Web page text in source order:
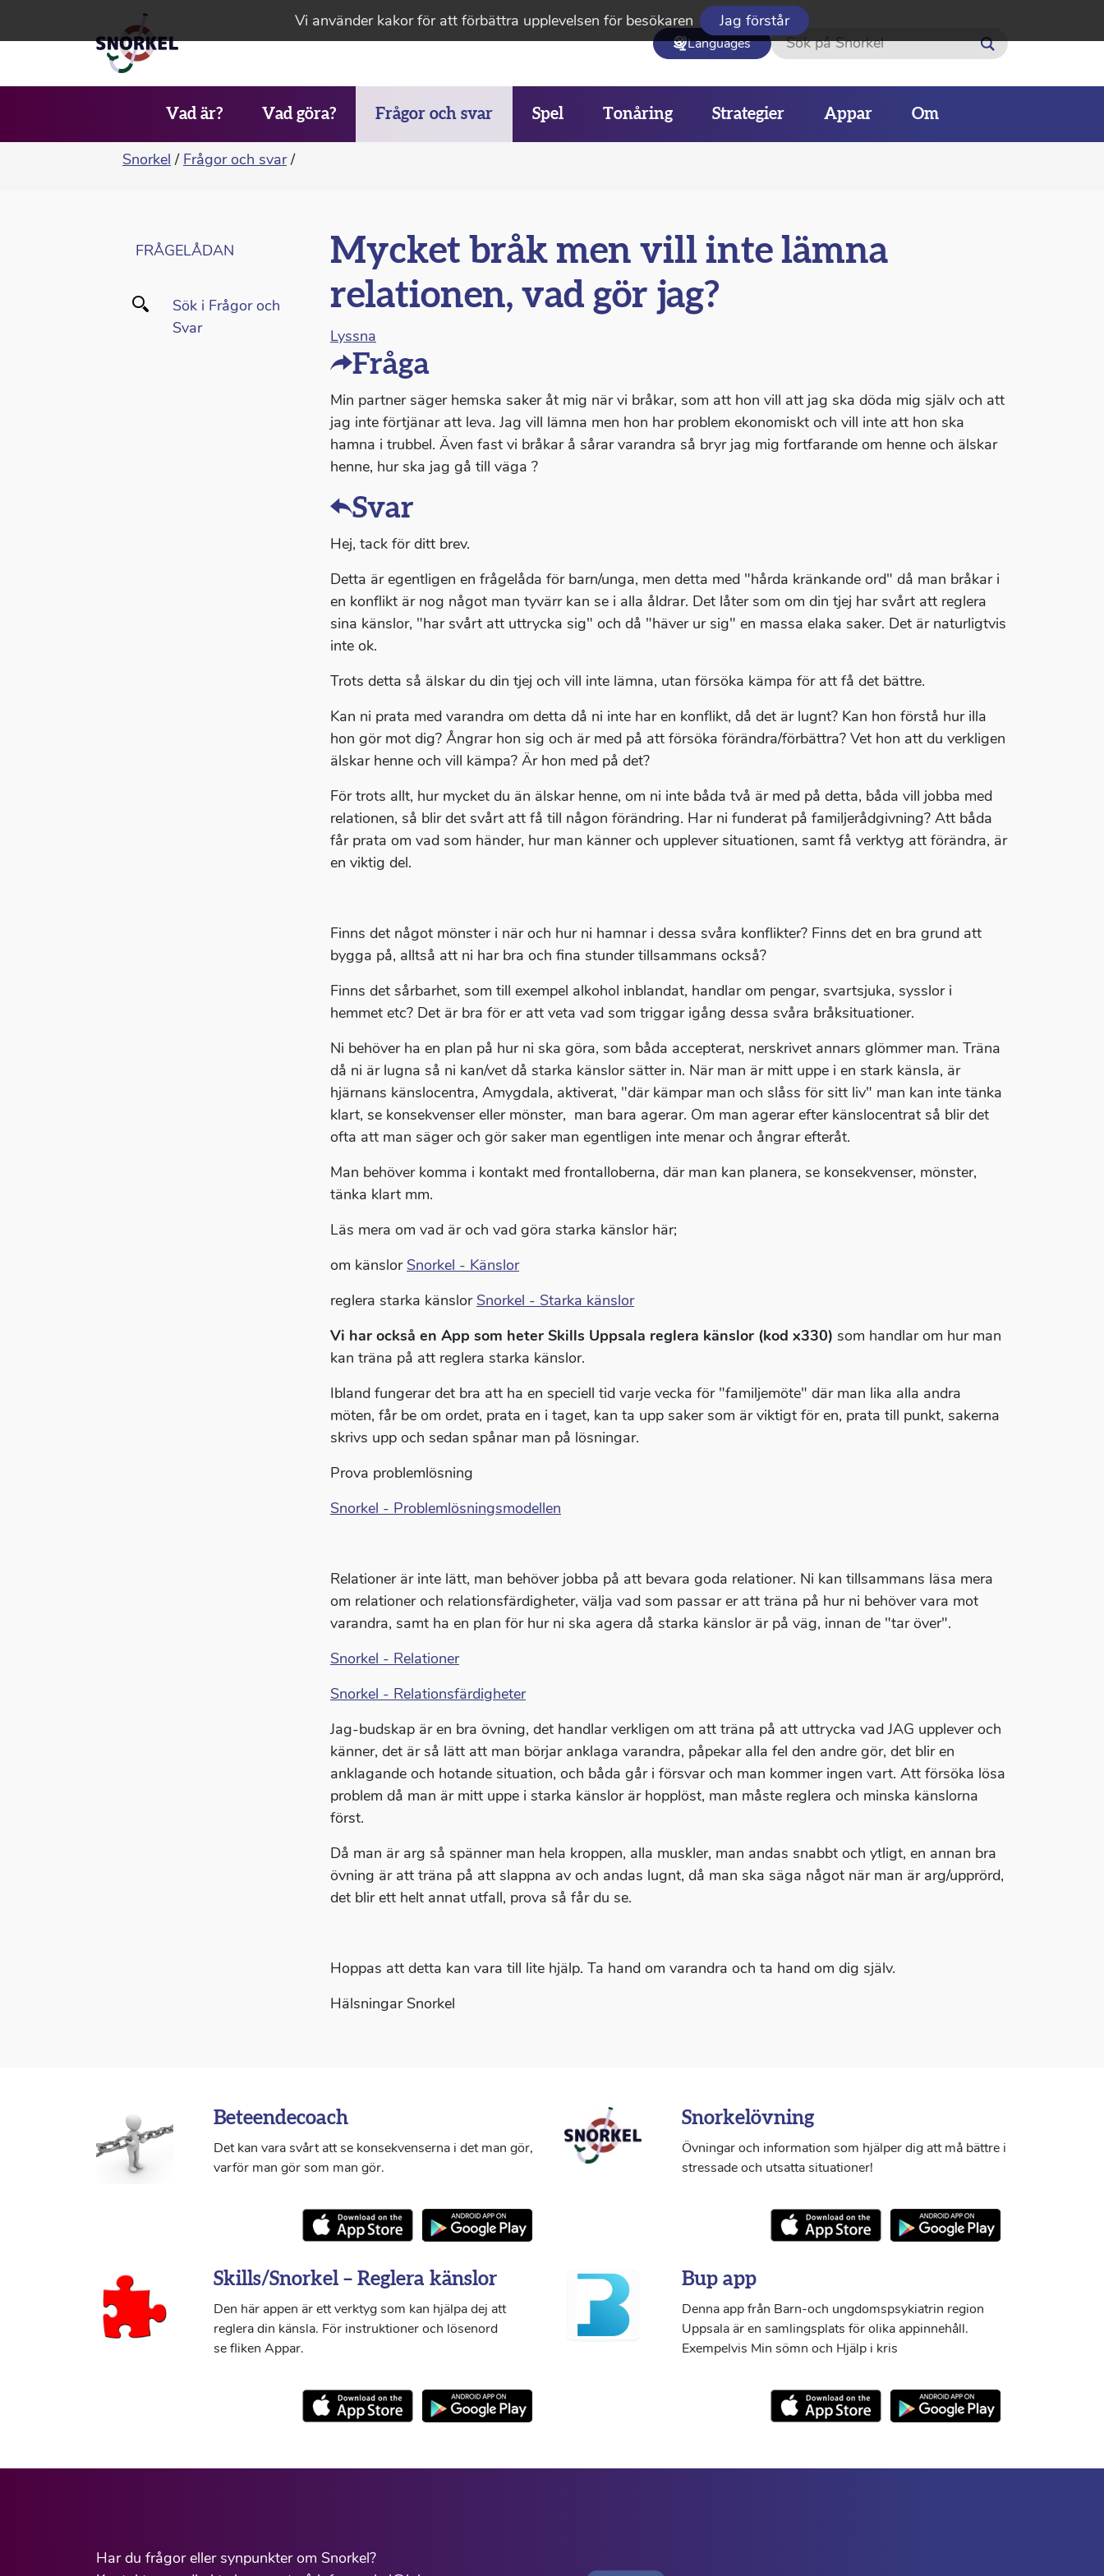
Vi använder kakor för att förbättra upplevelsen för besökaren Jag förstår
Languages Sök
Vad är? Vad göra? Frågor och svar Spel Tonåring Strategier Appar Om
Snorkel / Frågor och svar /
FRÅGELÅDAN
Sök i Frågor och
Svar
Mycket bråk men vill inte lämna
relationen, vad gör jag?
Lyssna
Fråga
Min partner säger hemska saker åt mig när vi bråkar, som att hon vill att jag ska döda mig själv och att
jag inte förtjänar att leva. Jag vill lämna men hon har problem ekonomiskt och vill inte att hon ska
hamna i trubbel. Även fast vi bråkar å sårar varandra så bryr jag mig fortfarande om henne och älskar
henne, hur ska jag gå till väga ?
Svar
Hej, tack för ditt brev.
Detta är egentligen en frågelåda för barn/unga, men detta med "hårda kränkande ord" då man bråkar i
en konflikt är nog något man tyvärr kan se i alla åldrar. Det låter som om din tjej har svårt att reglera
sina känslor, "har svårt att uttrycka sig" och då "häver ur sig" en massa elaka saker. Det är naturligtvis
inte ok.
Trots detta så älskar du din tjej och vill inte lämna, utan försöka kämpa för att få det bättre.
Kan ni prata med varandra om detta då ni inte har en konflikt, då det är lugnt? Kan hon förstå hur illa
hon gör mot dig? Ångrar hon sig och är med på att försöka förändra/förbättra? Vet hon att du verkligen
älskar henne och vill kämpa? Är hon med på det?
För trots allt, hur mycket du än älskar henne, om ni inte båda två är med på detta, båda vill jobba med
relationen, så blir det svårt att få till någon förändring. Har ni funderat på familjerådgivning? Att båda
får prata om vad som händer, hur man känner och upplever situationen, samt få verktyg att förändra, är
en viktig del.
Finns det något mönster i när och hur ni hamnar i dessa svåra konflikter? Finns det en bra grund att
bygga på, alltså att ni har bra och fina stunder tillsammans också?
Finns det sårbarhet, som till exempel alkohol inblandat, handlar om pengar, svartsjuka, sysslor i
hemmet etc? Det är bra för er att veta vad som triggar igång dessa svåra bråksituationer.
Ni behöver ha en plan på hur ni ska göra, som båda accepterat, nerskrivet annars glömmer man. Träna
då ni är lugna så ni kan/vet då starka känslor sätter in. När man är mitt uppe i en stark känsla, är
hjärnans känslocentra, Amygdala, aktiverat, "där kämpar man och slåss för sitt liv" man kan inte tänka
klart, se konsekvenser eller mönster, man bara agerar. Om man agerar efter känslocentrat så blir det
ofta att man säger och gör saker man egentligen inte menar och ångrar efteråt.
Man behöver komma i kontakt med frontalloberna, där man kan planera, se konsekvenser, mönster,
tänka klart mm.
Läs mera om vad är och vad göra starka känslor här;
om känslor Snorkel - Känslor
reglera starka känslor Snorkel - Starka känslor
Vi har också en App som heter Skills Uppsala reglera känslor (kod x330) som handlar om hur man
kan träna på att reglera starka känslor.
Ibland fungerar det bra att ha en speciell tid varje vecka för "familjemöte" där man lika alla andra
möten, får be om ordet, prata en i taget, kan ta upp saker som är viktigt för en, prata till punkt, sakerna
skrivs upp och sedan spånar man på lösningar.
Prova problemlösning
Snorkel - Problemlösningsmodellen
Relationer är inte lätt, man behöver jobba på att bevara goda relationer. Ni kan tillsammans läsa mera
om relationer och relationsfärdigheter, välja vad som passar er att träna på hur ni behöver vara mot
varandra, samt ha en plan för hur ni ska agera då starka känslor är på väg, innan de "tar över".
Snorkel - Relationer
Snorkel - Relationsfärdigheter
Jag-budskap är en bra övning, det handlar verkligen om att träna på att uttrycka vad JAG upplever och
känner, det är så lätt att man börjar anklaga varandra, påpekar alla fel den andre gör, det blir en
anklagande och hotande situation, och båda går i försvar och man kommer ingen vart. Att försöka lösa
problem då man är mitt uppe i starka känslor är hopplöst, man måste reglera och minska känslorna
först.
Då man är arg så spänner man hela kroppen, alla muskler, man andas snabbt och ytligt, en annan bra
övning är att träna på att slappna av och andas lugnt, då man ska säga något när man är arg/upprörd,
det blir ett helt annat utfall, prova så får du se.
Hoppas att detta kan vara till lite hjälp. Ta hand om varandra och ta hand om dig själv.
Hälsningar Snorkel
Beteendecoach
Det kan vara svårt att se konsekvenserna i det man gör,
varför man gör som man gör.
Snorkelövning
Övningar och information som hjälper dig att må bättre i
stressade och utsatta situationer!
Skills/Snorkel – Reglera känslor
Den här appen är ett verktyg som kan hjälpa dej att
reglera din känsla. För instruktioner och lösenord
se fliken Appar.
Bup app
Denna app från Barn-och ungdomspsykiatrin region
Uppsala är en samlingsplats för olika appinnehåll.
Exempelvis Min sömn och Hjälp i kris
Har du frågor eller synpunkter om Snorkel?